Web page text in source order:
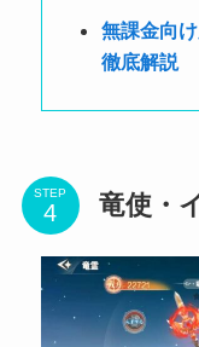
無課金向
徹底解説
STEP 竜使・